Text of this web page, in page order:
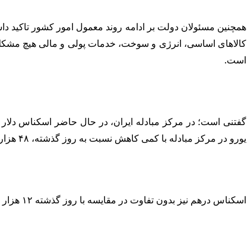
همچنین مسئولان دولت بر ادامه روند معمول امور کشور
کالاهای اساسی، انرژی و سوخت، خدمات پولی و مالی هیچ
است.
یورو در مرکز مبادله با کمی کاهش نسبت به روز گذشته، ۴۸ هزار و ۶۶۴ تومان مبادله می‌شود و نرخ حواله یورو نیز به ۴۵ هزار و ۴۳۸ تومان رسیده است.
اسکناس درهم نیز بدون تفاوت در مقایسه با روز گذشته ۱۲ هزار و ۲۰۱ تومان به فروش رفت و حواله درهم نیز مانند دروز ۱۱ هزار و ۳۹۲ تومان قیمت‌گذاری شد.